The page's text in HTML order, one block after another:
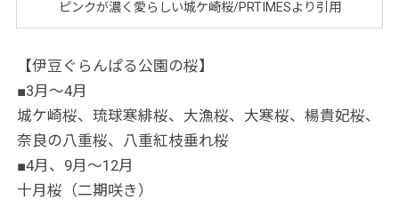
ピンクが濃く愛らしい城ケ崎桜/PRTIMESより引用
【伊豆ぐらんぱる公園の桜】
■3月～4月
城ケ崎桜、琉球寒緋桜、大漁桜、大寒桜、楊貴妃桜、
奈良の八重桜、八重紅枝垂れ桜
■4月、9月～12月
十月桜（二期咲き）